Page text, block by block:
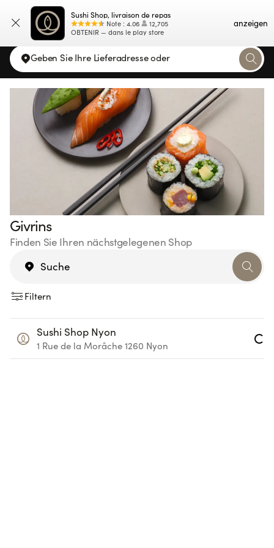
Sushi Shop, livraison de repas
Note : 4.06
12,705
OBTENIR — dans le play store
anzeigen
Karte
Geben Sie Ihre Lieferadresse oder
Givrins
Finden Sie Ihren nächstgelegenen Shop
Filtern
Sushi Shop Nyon
1 Rue de la Morâche 1260 Nyon